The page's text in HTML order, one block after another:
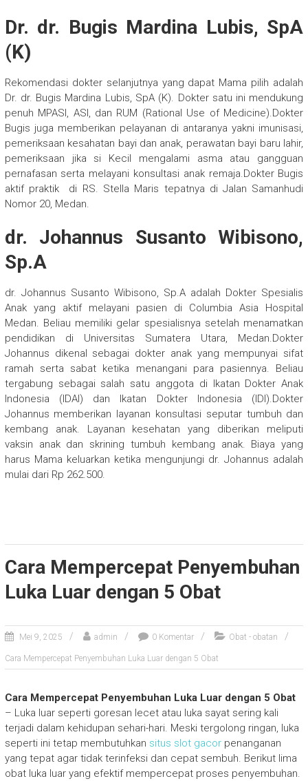
Dr. dr. Bugis Mardina Lubis, SpA
(K)
Rekomendasi dokter selanjutnya yang dapat Mama pilih adalah
Dr. dr. Bugis Mardina Lubis, SpA (K). Dokter satu ini mendukung
penuh MPASI, ASI, dan RUM (Rational Use of Medicine).Dokter
Bugis juga memberikan pelayanan di antaranya yakni imunisasi,
pemeriksaan kesahatan bayi dan anak, perawatan bayi baru lahir,
pemeriksaan jika si Kecil mengalami asma atau gangguan
pernafasan serta melayani konsultasi anak remaja.Dokter Bugis
aktif praktik di RS. Stella Maris tepatnya di Jalan Samanhudi
Nomor 20, Medan.
dr. Johannus Susanto Wibisono,
Sp.A
dr. Johannus Susanto Wibisono, Sp.A adalah Dokter Spesialis
Anak yang aktif melayani pasien di Columbia Asia Hospital
Medan. Beliau memiliki gelar spesialisnya setelah menamatkan
pendidikan di Universitas Sumatera Utara, Medan.Dokter
Johannus dikenal sebagai dokter anak yang mempunyai sifat
ramah serta sabat ketika menangani para pasiennya. Beliau
tergabung sebagai salah satu anggota di Ikatan Dokter Anak
Indonesia (IDAI) dan Ikatan Dokter Indonesia (IDI).Dokter
Johannus memberikan layanan konsultasi seputar tumbuh dan
kembang anak. Layanan kesehatan yang diberikan meliputi
vaksin anak dan skrining tumbuh kembang anak. Biaya yang
harus Mama keluarkan ketika mengunjungi dr. Johannus adalah
mulai dari Rp 262.500.
Cara Mempercepat Penyembuhan
Luka Luar dengan 5 Obat
Mei 9, 2025 admin 0 Komentar Obat - obatan
Cara Mempercepat Penyembuhan Luka Luar dengan 5 Obat
Cara Mempercepat Penyembuhan Luka Luar dengan 5 Obat
– Luka luar seperti goresan lecet atau luka sayat sering kali
terjadi dalam kehidupan sehari-hari. Meski tergolong ringan, luka
seperti ini tetap membutuhkan situs slot gacorpenanganan
yang tepat agar tidak terinfeksi dan cepat sembuh. Berikut lima
obat luka luar yang efektif mempercepat proses penyembuhan.